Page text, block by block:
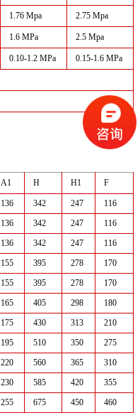
1.76 Mpa 2.75 Mpa
1.6 MPa 2.5 Mpa
0.10-1.2 MPa 0.15-1.6 MPa
A1 H H1 F
136 342 247
116
136 342 247
116
136 342 247
116
155 395 278
170
155 395 278
170
165 405 298
180
175 430 313
210
195 510 350
275
220 560 365
310
230 585 420
355
255 675 450
460